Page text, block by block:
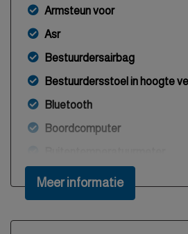
Armsteun voor
Asr
Bestuurdersairbag
Bestuurdersstoel in hoogte
Bluetooth
Boordcomputer
Bumpers en spiegels in
Bumpers in carrosseriekleur
Centrale deurvergrendeling
Meer informatie